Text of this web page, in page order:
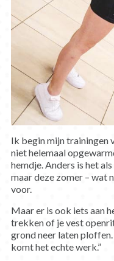
Ik begin mijn trainingen
niet helemaal
hemdje. Anders is het
maar deze zomer – wat
voor.
Maar er is ook iets aan
trekken of je vest
grond neer laten
komt het echte werk.”